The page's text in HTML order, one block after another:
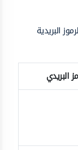
البريدية
البريدي